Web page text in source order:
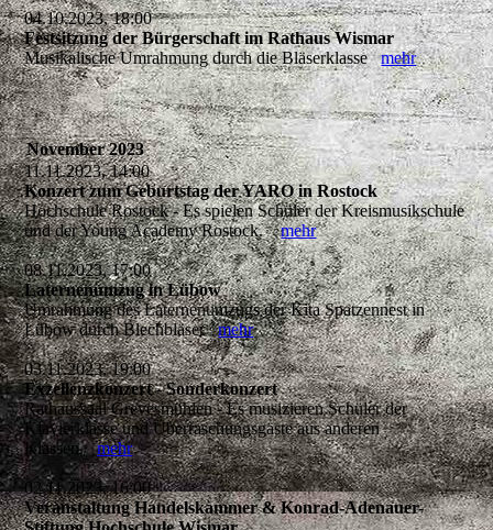
04.10.2023, 18:00
Festsitzung der Bürgerschaft im Rathaus Wismar
Musikalische Umrahmung durch die Bläserklassemehr
November 2023
11.11.2023, 14:00
Konzert zum Geburtstag der YARO in Rostock
Hochschule Rostock - Es spielen Schüler der Kreismusikschule
und der Young Academy Rostock.mehr
08.11.2023, 17:00
Laternenumzug in Lübow
Umrahmung des Laternenumzugs der Kita Spatzennest in
Lübow durch Blechbläsermehr
03.11.2023, 19:00
Exzellenzkonzert - Sonderkonzert
Rathaussaal Grevesmühlen - Es musizieren Schüler der
Klavierklasse und Überraschungsgäste aus anderen
Klassen.mehr
02.11.2023, 16:00
Veranstaltung Handelskammer & Konrad-Adenauer-